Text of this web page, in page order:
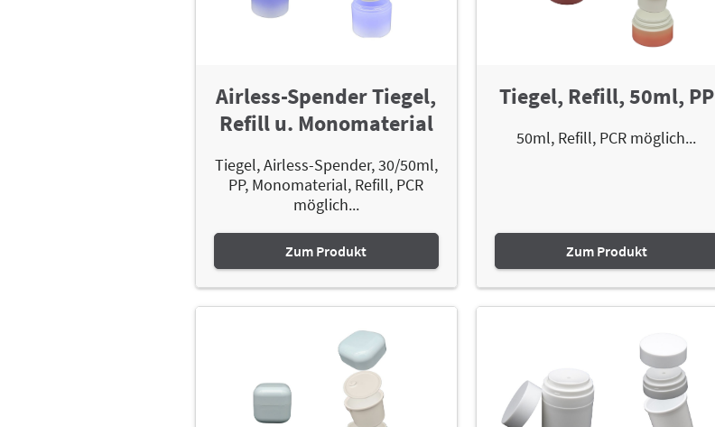
Airless-Spender Tiegel,
Refill u. Monomaterial
Tiegel, Airless-Spender, 30/50ml,
PP, Monomaterial, Refill, PCR
möglich...
Zum Produkt
Tiegel, Refill, 50ml, PP
50ml, Refill, PCR möglich...
Zum Produkt